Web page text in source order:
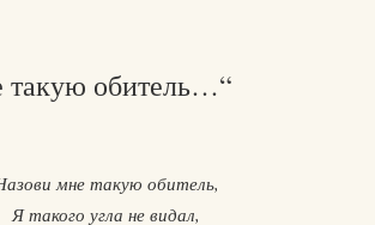
такую обитель…“
мне такую обитель,
Я такого угла не видал,